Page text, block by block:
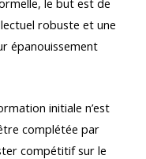
le but est de
robuste et une
épanouissement
initiale n’est
complétée par
compétitif sur le